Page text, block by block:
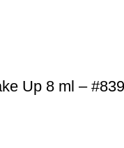
Up 8 ml – #839